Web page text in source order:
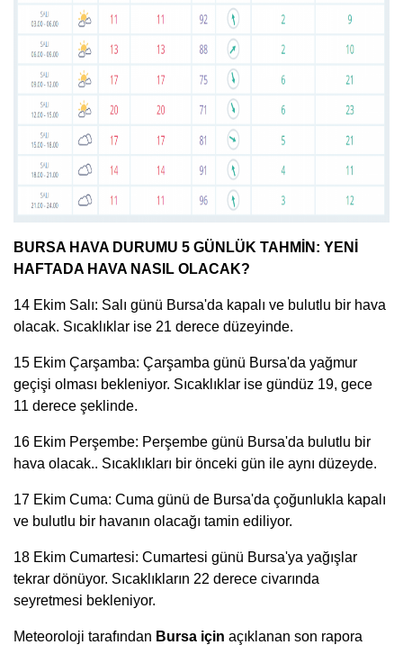
BURSA HAVA DURUMU 5 GÜNLÜK TAHMİN: YENİ
HAFTADA HAVA NASIL OLACAK?
14 Ekim Salı: Salı günü Bursa'da kapalı ve bulutlu bir hava
olacak. Sıcaklıklar ise 21 derece düzeyinde.
15 Ekim Çarşamba: Çarşamba günü Bursa'da yağmur
geçişi olması bekleniyor. Sıcaklıklar ise gündüz 19, gece
11 derece şeklinde.
16 Ekim Perşembe: Perşembe günü Bursa'da bulutlu bir
hava olacak.. Sıcaklıkları bir önceki gün ile aynı düzeyde.
17 Ekim Cuma: Cuma günü de Bursa'da çoğunlukla kapalı
ve bulutlu bir havanın olacağı tamin ediliyor.
18 Ekim Cumartesi: Cumartesi günü Bursa'ya yağışlar
tekrar dönüyor. Sıcaklıkların 22 derece civarında
seyretmesi bekleniyor.
Meteoroloji tarafından Bursa için açıklanan son rapora